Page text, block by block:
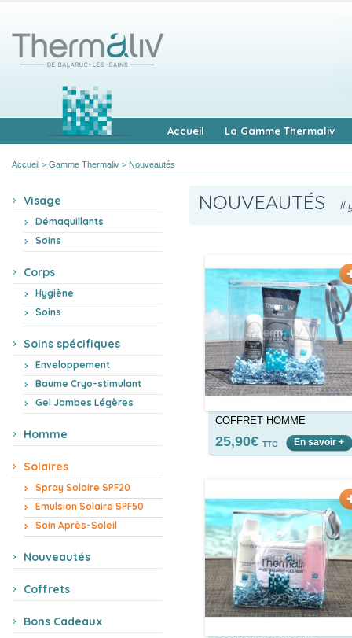
Accueil La Gamme Thermaliv
Visage
Démaquillants
Soins
Corps
Hygiène
Soins
Soins spécifiques
Enveloppement
Baume Cryo-stimulant
Gel Jambes Légères
Homme
Solaires
Spray Solaire SPF20
Emulsion Solaire SPF50
Soin Après-Soleil
Nouveautés
Coffrets
Bons Cadeaux
Accueil > Gamme Thermaliv > Nouveautés
NOUVEAUTÉS Il
COFFRET HOMME
25,90€ TTC En savoir +